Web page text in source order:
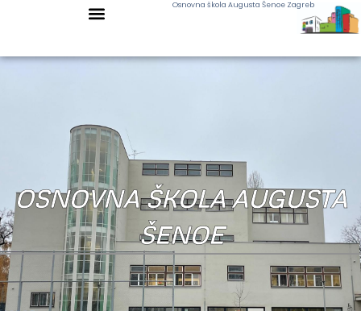
Osnovna škola Augusta Šenoe Zagreb
OSNOVNA ŠKOLA AUGUSTA
ŠENOE